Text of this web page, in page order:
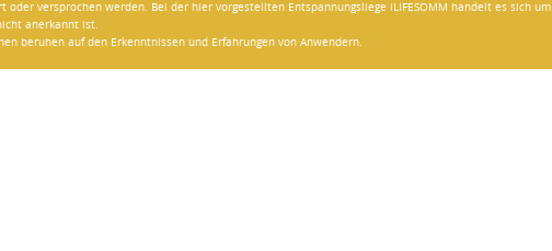
versprochen werden. Bei der hier vorgestellten Entspannungsliege iLIFESOMM handelt es sich um
anerkannt ist.
beruhen auf den Erkenntnissen und Erfahrungen von Anwendern.